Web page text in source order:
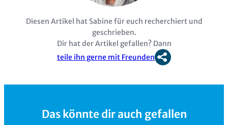
Diesen Artikel hat Sabine für euch recherchiert und
geschrieben.
Dir hat der Artikel gefallen? Dann
teile ihn gerne mit Freunden
Das könnte dir auch gefallen